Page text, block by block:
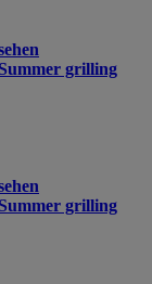
grilling
grilling